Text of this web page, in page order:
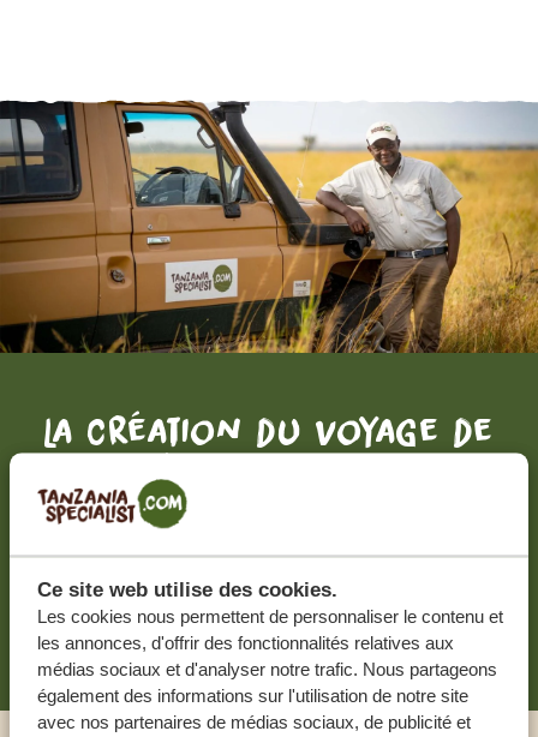
Ce site web utilise des cookies.
Les cookies nous permettent de personnaliser le contenu et
les annonces, d'offrir des fonctionnalités relatives aux
médias sociaux et d'analyser notre trafic. Nous partageons
également des informations sur l'utilisation de notre site
avec nos partenaires de médias sociaux, de publicité et
La création du voyage de
vos rêves, c'est par ici.
DEVIS GRATUIT, SANS AUCUNE OBLIGATION
RECEVOIR UNE OFFRE SUR MESURE